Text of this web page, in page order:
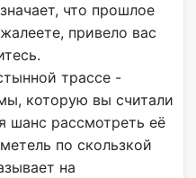
что прошлое
привело вас
трассе -
которую вы считали
шанс рассмотреть её
по скользкой
на